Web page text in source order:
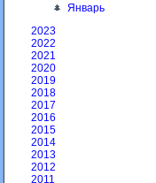
Январь
2023
2022
2021
2020
2019
2018
2017
2016
2015
2014
2013
2012
2011